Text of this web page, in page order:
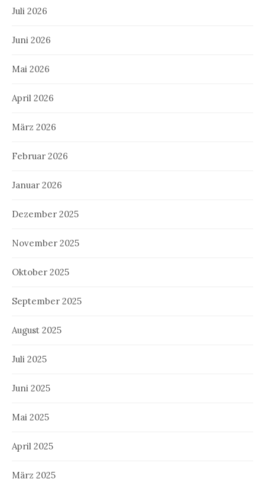
Juli 2026
Juni 2026
Mai 2026
April 2026
März 2026
Februar 2026
Januar 2026
Dezember 2025
November 2025
Oktober 2025
September 2025
August 2025
Juli 2025
Juni 2025
Mai 2025
April 2025
März 2025